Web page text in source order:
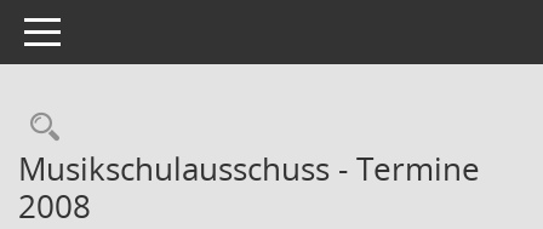
Toggle navigation
Rechercheauswahl
Musikschulausschuss - Termine
2008